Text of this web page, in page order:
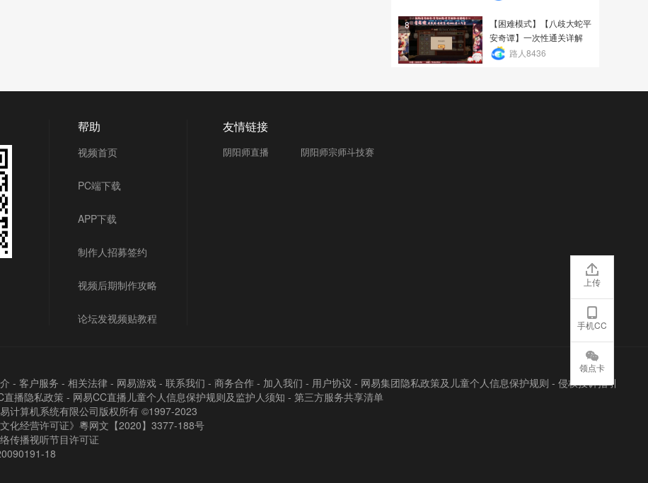
8
【困难模式】【八歧大蛇平
安奇谭】一次性通关详解
路人8436
帮助
视频首页
PC端下载
APP下载
制作人招募签约
视频后期制作攻略
论坛发视频贴教程
友情链接
阴阳师直播 阴阳师宗师斗技赛
- 客户服务 - 相关法律 - 网易游戏 - 联系我们 - 商务合作 - 加入我们 - 用户协议 - 网易集团隐私政策及儿童个人信息保护规则 - 侵权投诉指引
直播隐私政策 - 网易CC直播儿童个人信息保护规则及监护人须知 - 第三方服务共享清单
计算机系统有限公司版权所有 ©1997-2023
文化经营许可证》粵网文【2020】3377-188号
传播视听节目许可证
18
上传
手机CC
领点卡